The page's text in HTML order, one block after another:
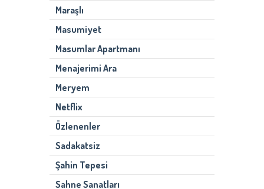
Maraşlı
Masumiyet
Masumlar Apartmanı
Menajerimi Ara
Meryem
Netflix
Özlenenler
Sadakatsiz
Şahin Tepesi
Sahne Sanatları